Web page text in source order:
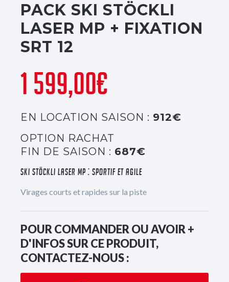
PACK SKI STÖCKLI
LASER MP + FIXATION
SRT 12
1 599,00€
EN LOCATION SAISON : 912€
OPTION RACHAT
FIN DE SAISON : 687€
SKI STÖCKLI LASER MP : SPORTIF ET AGILE
Virages courts et rapides sur la piste
POUR COMMANDER OU AVOIR +
D'INFOS SUR CE PRODUIT,
CONTACTEZ-NOUS :